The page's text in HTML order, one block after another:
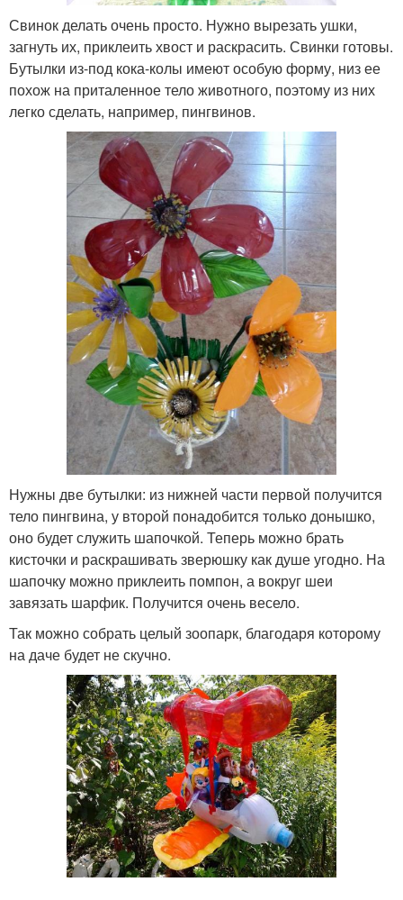
Свинок делать очень просто. Нужно вырезать ушки,
загнуть их, приклеить хвост и раскрасить. Свинки готовы.
Бутылки из-под кока-колы имеют особую форму, низ ее
похож на приталенное тело животного, поэтому из них
легко сделать, например, пингвинов.
Нужны две бутылки: из нижней части первой получится
тело пингвина, у второй понадобится только донышко,
оно будет служить шапочкой. Теперь можно брать
кисточки и раскрашивать зверюшку как душе угодно. На
шапочку можно приклеить помпон, а вокруг шеи
завязать шарфик. Получится очень весело.
Так можно собрать целый зоопарк, благодаря которому
на даче будет не скучно.